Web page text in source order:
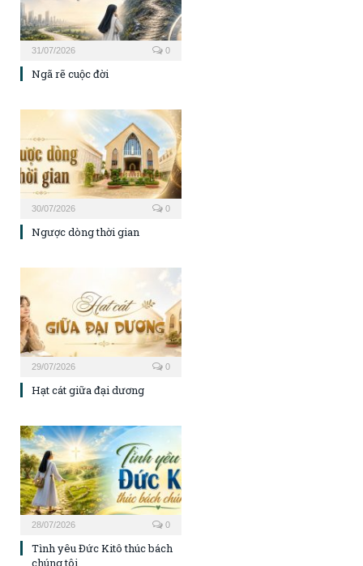
31/07/2026 0
Ngã rẽ cuộc đời
30/07/2026 0
Ngược dòng thời gian
29/07/2026 0
Hạt cát giữa đại dương
28/07/2026 0
Tình yêu Đức Kitô thúc bách
chúng tôi